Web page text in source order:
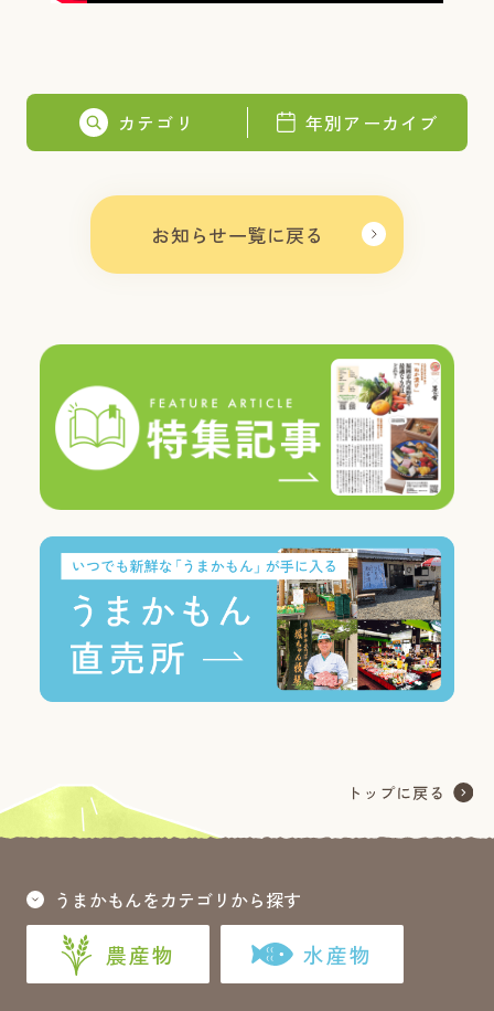
お知らせ一覧に戻る
カテゴリ 年別アーカイブ
うまかもんをカテゴリから探す
農産物 水産物